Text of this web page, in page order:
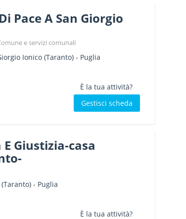
Pace A San Giorgio
e servizi comunali
Ionico(Taranto) - Puglia
È la tua attività?
Gestisci scheda
Giustizia-casa
- Puglia
È la tua attività?